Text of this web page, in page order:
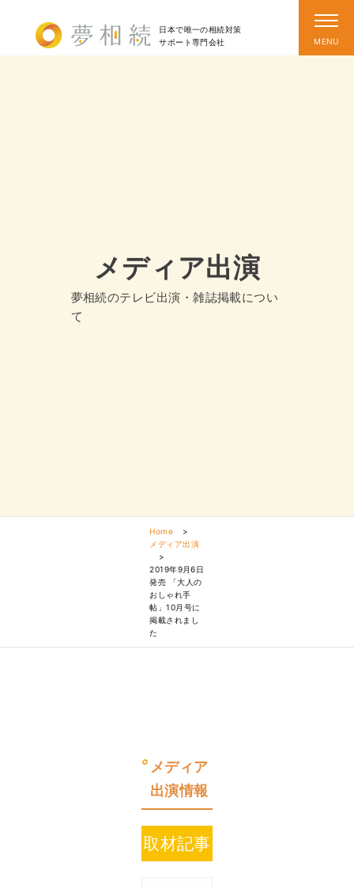
日本で唯一の相続対策
サポート専門会社
メディア出演
夢相続のテレビ出演・雑誌掲載につい
て
Home
>
メディア出演
>
2019年9月6日
発売 「大人の
おしゃれ手
帖」10月号に
掲載されまし
た
メディア
出演情報
取材記事